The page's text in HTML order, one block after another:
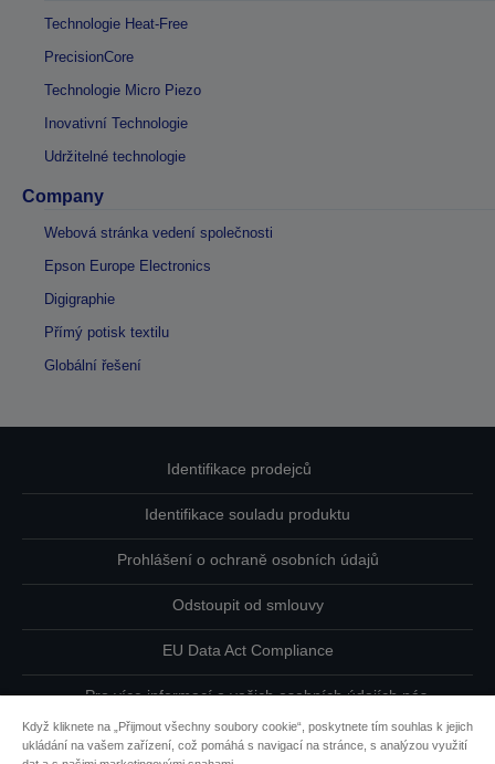
Technologie Heat-Free
PrecisionCore
Technologie Micro Piezo
Inovativní Technologie
Udržitelné technologie
Company
Webová stránka vedení společnosti
Epson Europe Electronics
Digigraphie
Přímý potisk textilu
Globální řešení
Identifikace prodejců
Identifikace souladu produktu
Prohlášení o ochraně osobních údajů
Odstoupit od smlouvy
EU Data Act Compliance
Pro více informací o vašich osobních údajích nás
Když kliknete na „Přijmout všechny soubory cookie“, poskytnete tím souhlas k jejich
ukládání na vašem zařízení, což pomáhá s navigací na stránce, s analýzou využití